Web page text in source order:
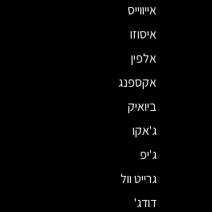
אייווייס
איסוזו
אלפין
אקספנג
ביואיק
ג'אקו
ג'יפ
גרייט וול
דודג'